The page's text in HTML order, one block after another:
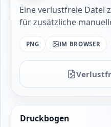
Eine verlustfreie Datei
für zusätzliche
PNG IM BROWSER
Druckbogen